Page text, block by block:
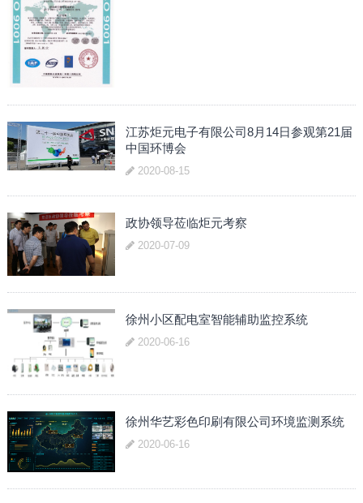
江苏炬元电子有限公司8月14日参观第21届
中国环博会
2020-08-15
政协领导莅临炬元考察
2020-07-09
徐州小区配电室智能辅助监控系统
2020-06-16
徐州华艺彩色印刷有限公司环境监测系统
2020-06-16